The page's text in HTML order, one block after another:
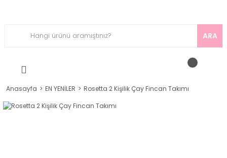
ARA
Anasayfa EN YENİLER Rosetta 2 Kişilik Çay Fincan Takımı